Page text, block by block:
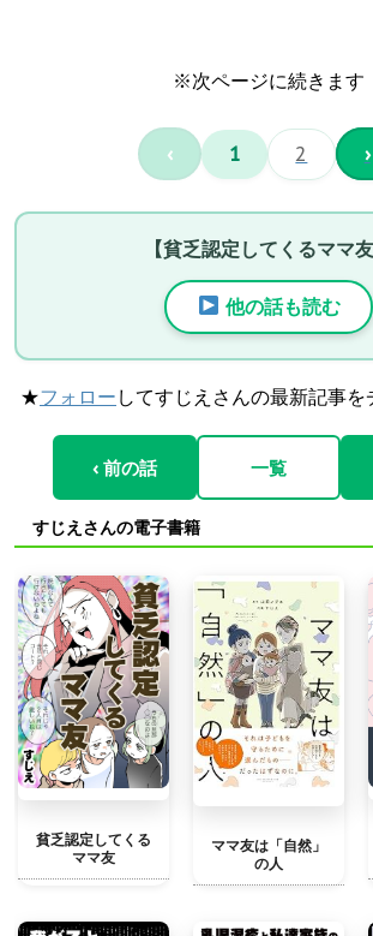
※次ページに続きます
‹ 1 2 ›
【貧乏認定してくるママ友
他の話も読む
★フォロー してすじえさんの最新記事を
‹ 前の話 一覧
すじえさんの電子書籍
貧乏認定してくる
ママ友
ママ友は「自然」
の人